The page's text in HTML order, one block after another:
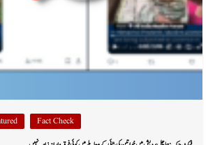
Fact Check